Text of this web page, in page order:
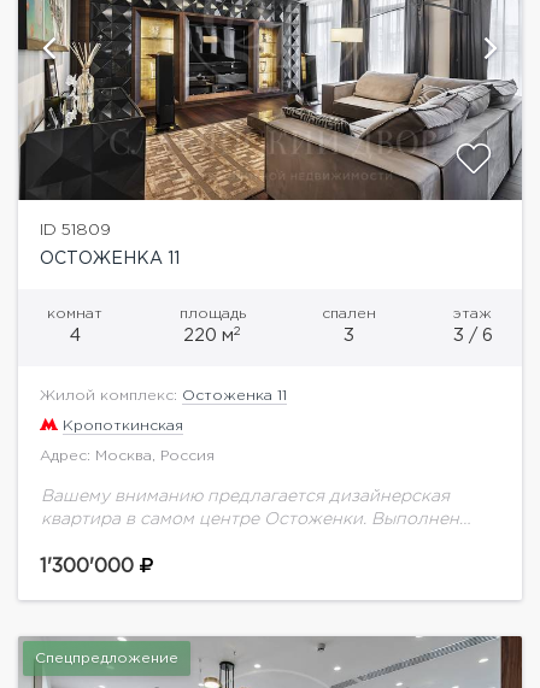
ID 51809
ОСТОЖЕНКА 11
комнат
4
площадь
220 м2
спален
3
этаж
3 / 6
Жилой комплекс: Остоженка 11
Кропоткинская
Адрес: Москва, Россия
Вашему вниманию предлагается дизайнерская
квартира в самом центре Остоженки. Выполнен
материалов, мебель от известных брендов, техника
предусмотрено:...
1'300'000
Спецпредложение